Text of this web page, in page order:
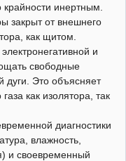
инертным.
закрыт от внешнего
как щитом.
и
свободные
дуги. Это объясняет
как изолятора, так
диагностики
влажность,
и своевременный